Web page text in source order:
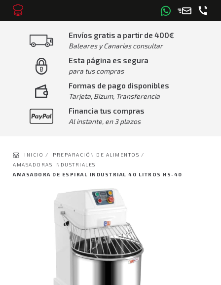
Envíos gratis a partir de 400€
Baleares y Canarias consultar
Esta página es segura
para tus compras
Formas de pago disponibles
Tarjeta, Bizum, Transferencia
Financia tus compras
Al instante, en 3 plazos
INICIO /
PREPARACIÓN DE ALIMENTOS /
AMASADORAS INDUSTRIALES
AMASADORA DE ESPIRAL INDUSTRIAL 40 LITROS HS-40